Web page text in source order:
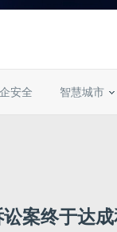
安全 智慧城市
案终于达